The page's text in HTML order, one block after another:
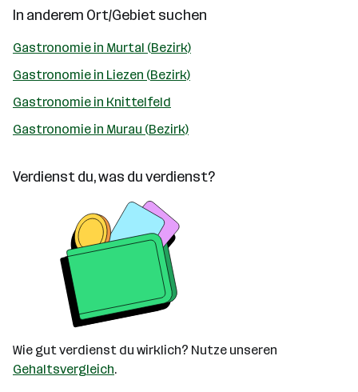
In anderem Ort/Gebiet suchen
Gastronomie in Murtal (Bezirk)
Gastronomie in Liezen (Bezirk)
Gastronomie in Knittelfeld
Gastronomie in Murau (Bezirk)
Verdienst du, was du verdienst?
Wie gut verdienst du wirklich? Nutze unseren
Gehaltsvergleich.